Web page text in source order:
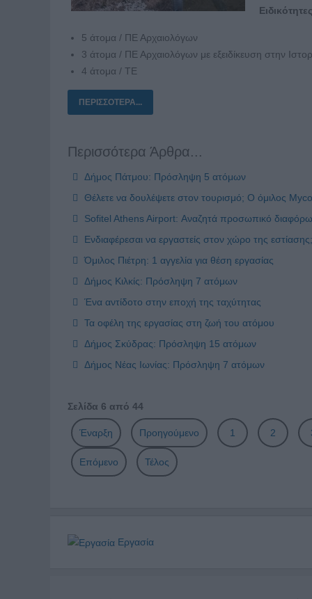
Ειδικότητες
5 άτομα / ΠΕ Αρχαιολόγων
3 άτομα / ΠΕ Αρχαιολόγων με εξειδίκευση στην
4 άτομα / ΤΕ
ΠΕΡΙΣΣΌΤΕΡΑ...
Περισσότερα Άρθρα...
Δήμος Πάτμου: Πρόσληψη 5 ατόμων
Θέλετε να δουλέψετε στον τουρισμό; O όμιλος
Sofitel Athens Airport: Αναζητά προσωπικό
Ενδιαφέρεσαι να εργαστείς στον χώρο της
Όμιλος Πιέτρη: 1 αγγελία για θέση εργασίας
Δήμος Κιλκίς: Πρόσληψη 7 ατόμων
Ένα αντίδοτο στην εποχή της ταχύτητας
Τα οφέλη της εργασίας στη ζωή του ατόμου
Δήμος Σκύδρας: Πρόσληψη 15 ατόμων
Δήμος Νέας Ιωνίας: Πρόσληψη 7 ατόμων
Σελίδα 6 από 44
Έναρξη Προηγούμενο 1 2
Επόμενο Τέλος
Εργασία